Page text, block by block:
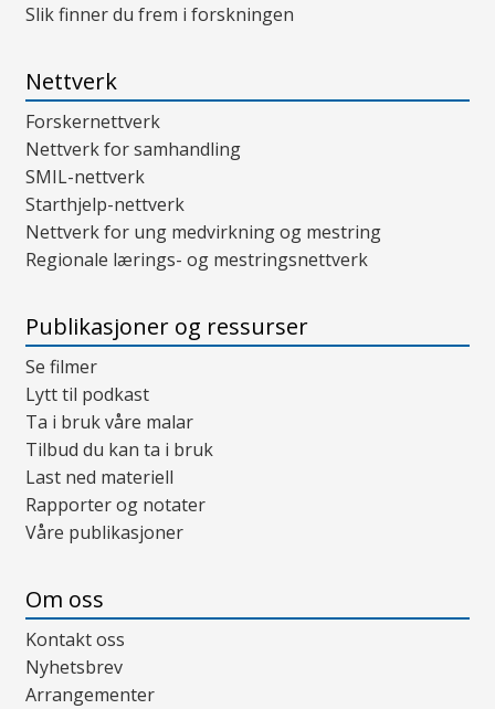
Slik finner du frem i forskningen
Nettverk
Forskernettverk
Nettverk for samhandling
SMIL-nettverk
Starthjelp-nettverk
Nettverk for ung medvirkning og mestring
Regionale lærings- og mestringsnettverk
Publikasjoner og ressurser
Se filmer
Lytt til podkast
Ta i bruk våre malar
Tilbud du kan ta i bruk
Last ned materiell
Rapporter og notater
Våre publikasjoner
Om oss
Kontakt oss
Nyhetsbrev
Arrangementer